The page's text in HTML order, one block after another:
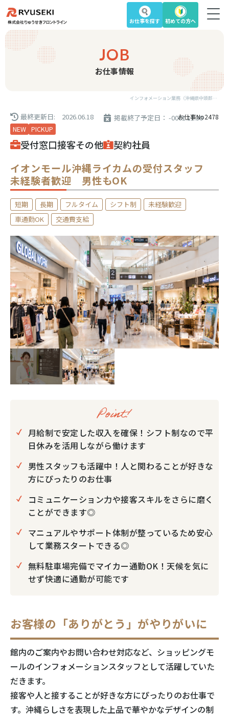
お仕事を探す 初めての方へ
インフォメーション業務（沖縄県中頭郡北中城村・未経験者歓迎・男性もOK・契約社員・派遣スタッフ求人）｜沖縄の求人を探す
JOB
お仕事情報
最終更新日: 2026.06.18
掲載終了予定日： -0001.11.30
NEW PICKUP
お仕事No2478
受付窓口接客その他 契約社員
イオンモール沖縄ライカムの受付スタッフ
未経験者歓迎 男性もOK
短期 長期 フルタイム シフト制
未経験歓迎
車通勤OK
交通費支給
月給制で安定した収入を確保！シフト制なので平
日休みを活用しながら働けます
男性スタッフも活躍中！人と関わることが好きな
方にぴったりのお仕事
コミュニケーション力や接客スキルをさらに磨く
ことができます◎
マニュアルやサポート体制が整っているため安心
して業務スタートできる◎
無料駐車場完備でマイカー通勤OK！天候を気に
せず快適に通勤が可能です
お客様の「ありがとう」がやりがいに
館内のご案内やお問い合わせ対応など、ショッピングモ
ールのインフォメーションスタッフとして活躍していた
だきます。
接客や人と接することが好きな方にぴったりのお仕事で
す。沖縄らしさを表現した上品で華やかなデザインの制